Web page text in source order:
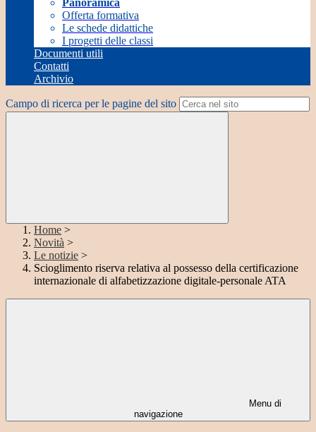
Panoramica
Offerta formativa
Le schede didattiche
I progetti delle classi
Documenti utili
Contatti
Archivio
Campo di ricerca per le pagine del sito
Home >
Novità >
Le notizie >
Scioglimento riserva relativa al possesso della certificazione
internazionale di alfabetizzazione digitale-personale ATA
Menu di
navigazione